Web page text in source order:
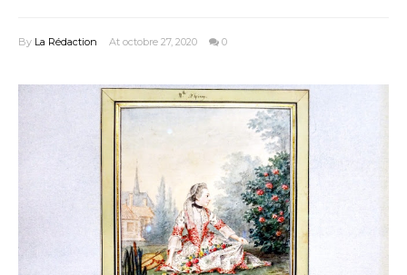
By La Rédaction At octobre 27, 2020 0